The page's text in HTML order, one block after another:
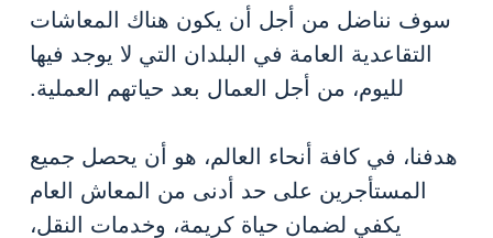
سوف نناضل من أجل أن يكون هناك المعاشات
التقاعدية العامة في البلدان التي لا يوجد فيها
لليوم، من أجل العمال بعد حياتهم العملية.
هدفنا، في كافة أنحاء العالم، هو أن يحصل جميع
المستأجرين على حد أدنى من المعاش العام
يكفي لضمان حياة كريمة، وخدمات النقل،